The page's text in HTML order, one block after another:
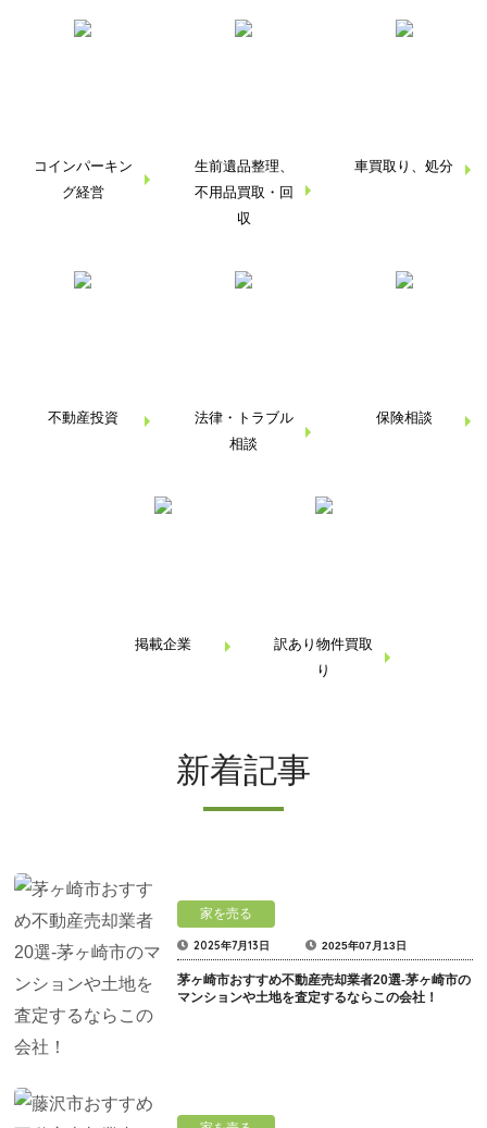
コインパーキン
グ経営
生前遺品整理、
不用品買取・回
収
車買取り、処分
不動産投資
法律・トラブル
相談
保険相談
掲載企業
訳あり物件買取
り
新着記事
家を売る
2025年7月13日 2025年07月13日
茅ヶ崎市おすすめ不動産売却業者20選-茅ヶ崎市の
マンションや土地を査定するならこの会社！